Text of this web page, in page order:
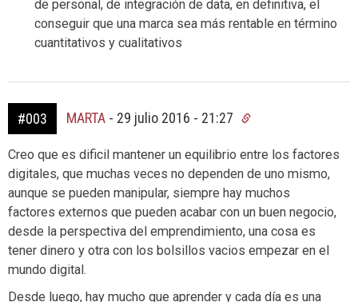
de personal, de integración de data, en definitiva, el
conseguir que una marca sea más rentable en término
cuantitativos y cualitativos
#003 MARTA - 29 julio 2016 - 21:27
Creo que es dificil mantener un equilibrio entre los factores
digitales, que muchas veces no dependen de uno mismo,
aunque se pueden manipular, siempre hay muchos
factores externos que pueden acabar con un buen negocio,
desde la perspectiva del emprendimiento, una cosa es
tener dinero y otra con los bolsillos vacios empezar en el
mundo digital.
Desde luego, hay mucho que aprender y cada día es una